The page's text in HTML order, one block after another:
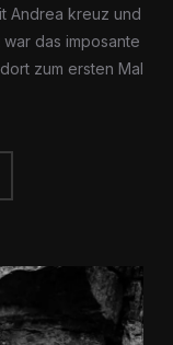
Andrea kreuz und
das imposante
zum ersten Mal